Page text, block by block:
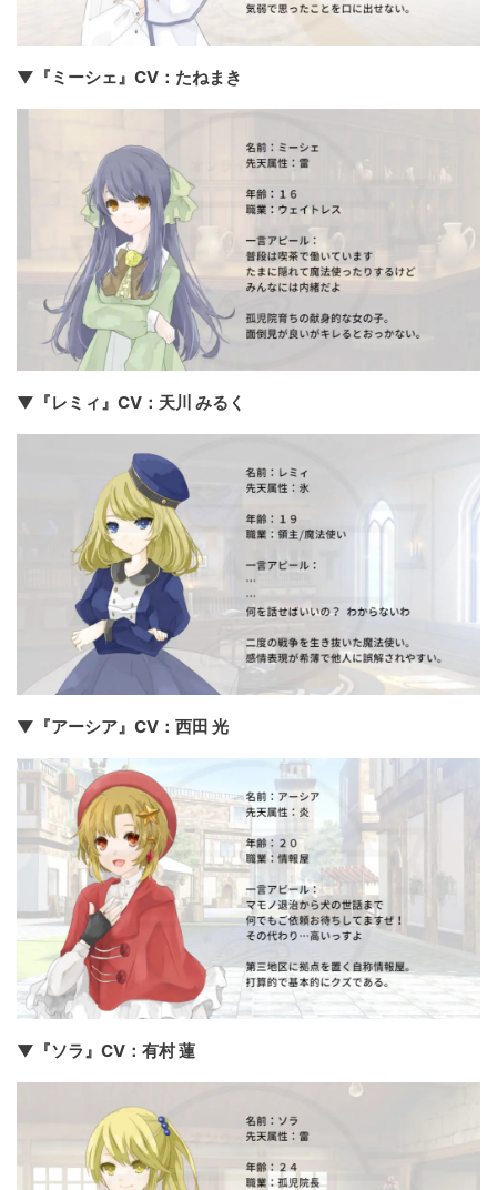
▼『ミーシェ』CV：たねまき
▼『レミィ』CV：天川 みるく
▼『アーシア』CV：西田 光
▼『ソラ』CV：有村 蓮